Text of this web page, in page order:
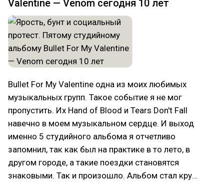
Valentine — Venom сегодня 10 лет
Bullet For My Valentine одна из моих любимых
музыкальных групп. Такое событие я не мог
пропустить. Их Hand of Blood и Tears Don't Fall
навечно в моем музыкальном сердце. И выход
именно 5 студийного альбома я отчетливо
запомнил, так как был на практике в то лето, в
другом городе, а такие поездки становятся
знаковыми. Так и произошло. Альбом стал кру…